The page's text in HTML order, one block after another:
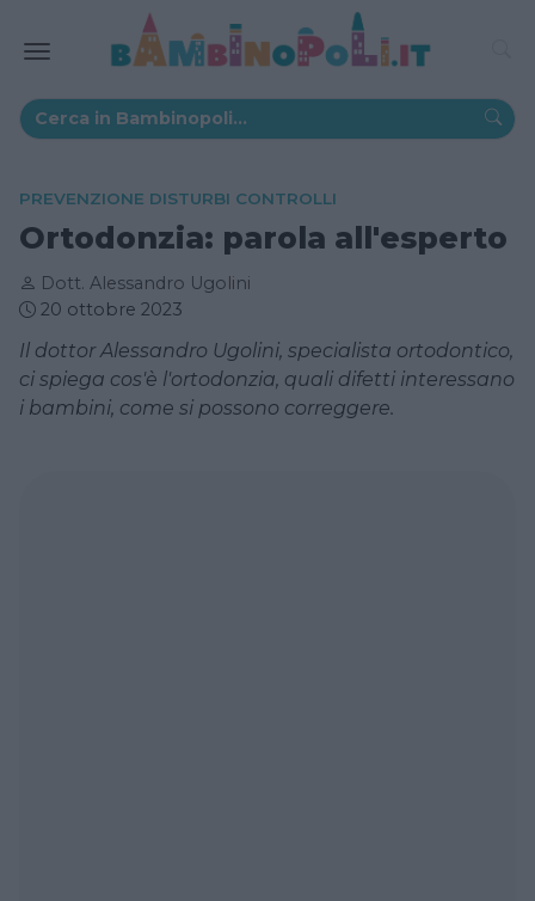
PREVENZIONE DISTURBI CONTROLLI
Ortodonzia: parola all'esperto
Dott. Alessandro Ugolini
20 ottobre 2023
Il dottor Alessandro Ugolini, specialista ortodontico,
ci spiega cos'è l'ortodonzia, quali difetti interessano
i bambini, come si possono correggere.